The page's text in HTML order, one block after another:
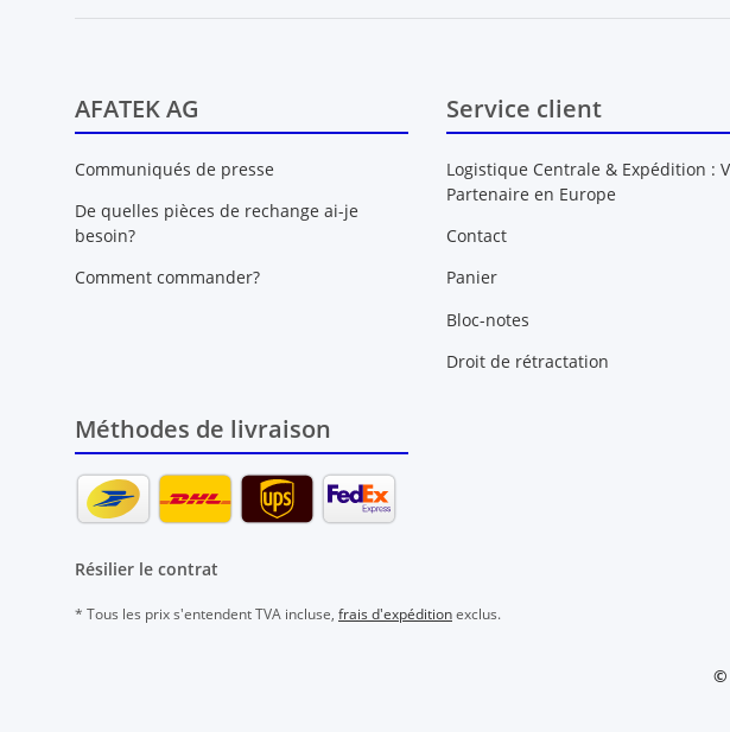
AFATEK AG
Communiqués de presse
De quelles pièces de rechange ai-je
besoin?
Comment commander?
Service client
Logistique Centrale & Expédition :
Partenaire en Europe
Contact
Panier
Bloc-notes
Droit de rétractation
Méthodes de livraison
Résilier le contrat
* Tous les prix s'entendent TVA incluse, frais d'expéditionexclus.
©